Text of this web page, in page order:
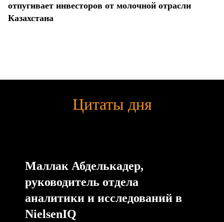
отпугивает инвесторов от молочной отрасли
Казахстана
Цитаты дня
Маллак Абделькадер,
руководитель отдела
аналитики и исследований в
NielsenIQ